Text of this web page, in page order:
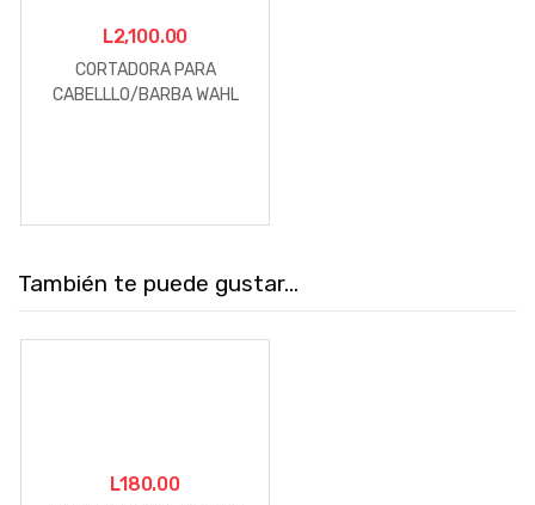
L2,100.00
CORTADORA PARA
CABELLLO/BARBA WAHL
También te puede gustar...
L180.00